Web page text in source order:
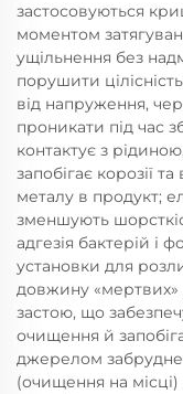
застосовуються
моментом
ущільнення без
порушити
від напруження,
проникати під час
контактує з
запобігає корозії
металу в продукт;
зменшують
адгезія бактерій і
установки для
довжину «мертвих»
застою, що
очищення й
джерелом
(очищення на місці)